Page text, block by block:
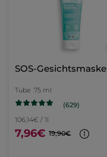
SOS-Gesichtsmaske
Tube 75 ml
(629)
106,14€ / 1l
7,96€ 19,90€